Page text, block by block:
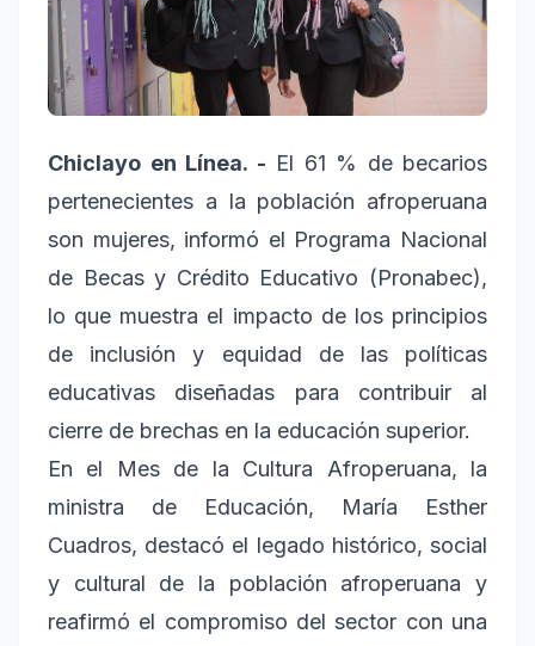
Chiclayo en Línea. - El 61 % de becarios
pertenecientes a la población afroperuana
son mujeres, informó el Programa Nacional
de Becas y Crédito Educativo (Pronabec),
lo que muestra el impacto de los principios
de inclusión y equidad de las políticas
educativas diseñadas para contribuir al
cierre de brechas en la educación superior.
En el Mes de la Cultura Afroperuana, la
ministra de Educación, María Esther
Cuadros, destacó el legado histórico, social
y cultural de la población afroperuana y
reafirmó el compromiso del sector con una